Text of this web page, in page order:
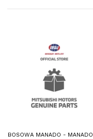
BOSOWA MANADO - MANADO